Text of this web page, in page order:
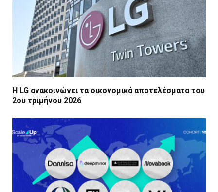
Η LG ανακοινώνει τα οικονομικά αποτελέσματα του
2ου τριμήνου 2026